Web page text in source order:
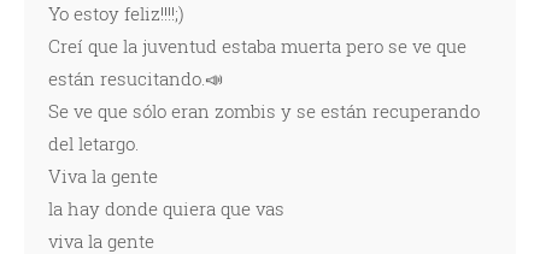
Yo estoy feliz!!!!;)
Creí que la juventud estaba muerta pero se ve que
están resucitando.📣
Se ve que sólo eran zombis y se están recuperando
del letargo.
Viva la gente
la hay donde quiera que vas
viva la gente